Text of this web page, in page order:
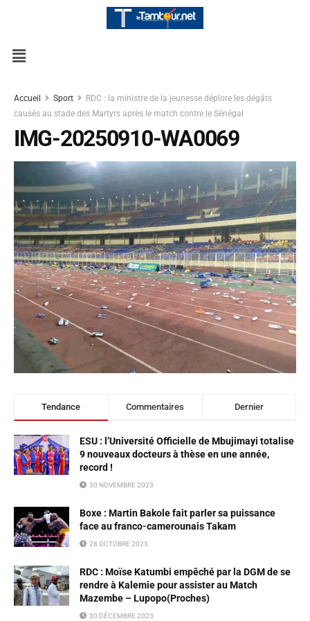
Accueil Sport
RDC : la ministre de la jeunesse déplore les dégâts
causés au stade des Martyrs après le match contre le Sénégal
IMG-20250910-WA0069
Tendance Commentaires Dernier
ESU : l’Université Officielle de Mbujimayi totalise
9 nouveaux docteurs à thèse en une année,
record !
30 NOVEMBRE 2023
Boxe : Martin Bakole fait parler sa puissance
face au franco-camerounais Takam
28 OCTOBRE 2023
RDC : Moïse Katumbi empêché par la DGM de se
rendre à Kalemie pour assister au Match
Mazembe – Lupopo(Proches)
30 DÉCEMBRE 2023